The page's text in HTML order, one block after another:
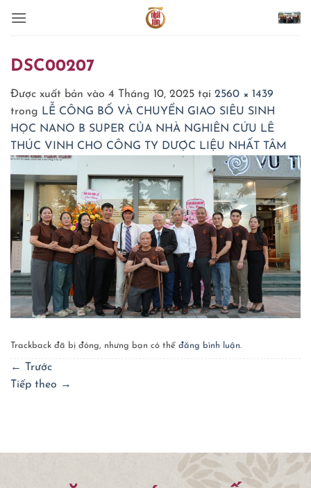
qua
dungDSC00207
Được xuất bản vào 4 Tháng 10, 2025 tại 2560 × 1439
trong LỄ CÔNG BỐ VÀ CHUYỂN GIAO SIÊU SINH
HỌC NANO B SUPER CỦA NHÀ NGHIÊN CỨU LÊ
THÚC VINH CHO CÔNG TY DƯỢC LIỆU NHẤT TÂM
Trackback đã bị đóng, nhưng bạn có thể đăng bình luận.
←
Trước
Tiếp theo →